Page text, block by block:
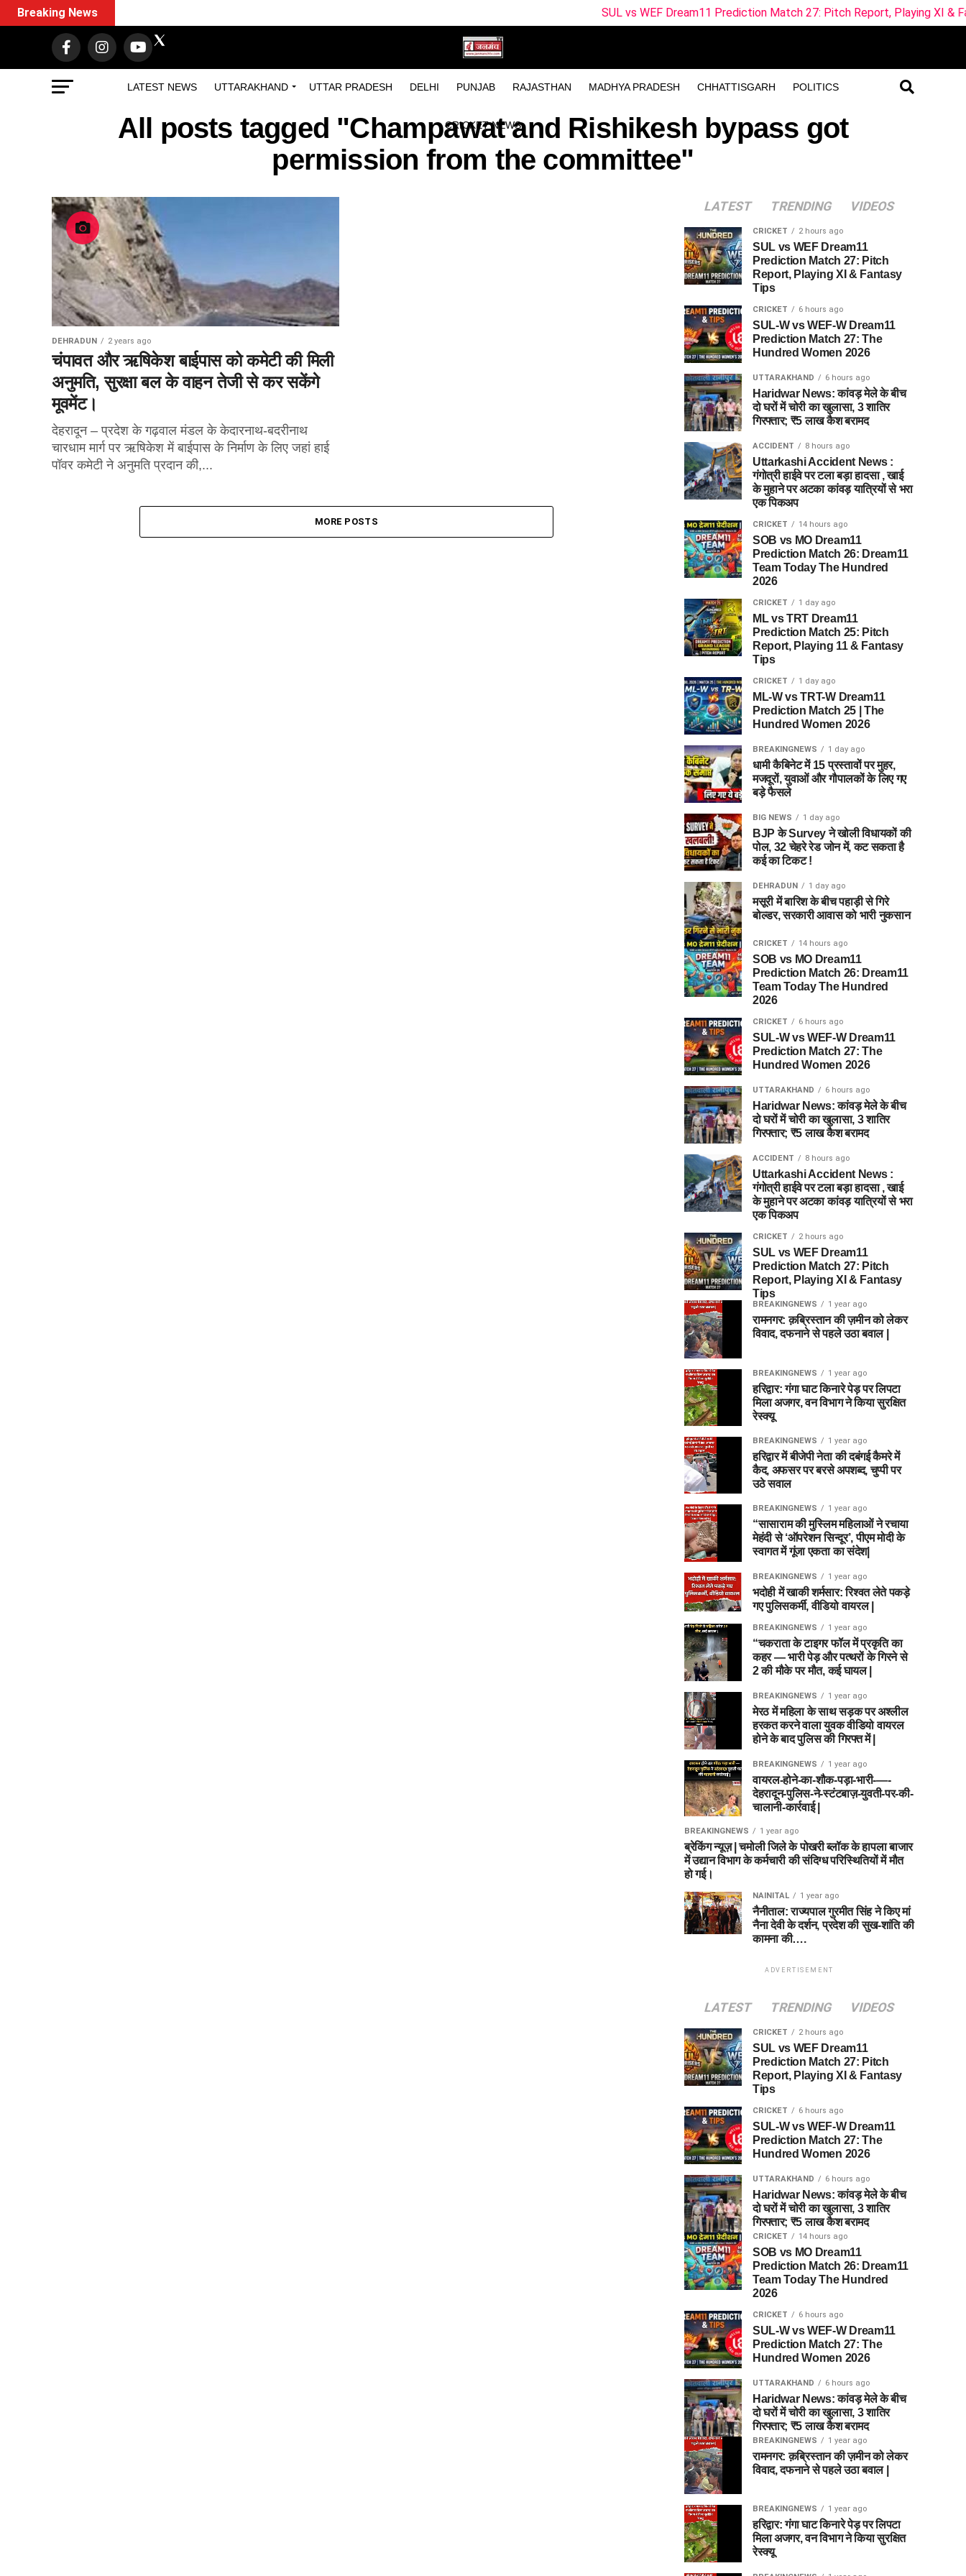
LATEST NEWS UTTARAKHAND UTTAR PRADESH DELHI PUNJAB RAJASTHAN MADHYA PRADESH CHHATTISGARH POLITICS
CRICKET NEWS
Breaking News SUL vs WEF Dream11 Prediction Match 27: Pitch Report, Playing XI & Fantasy Tips
All posts tagged "Champawat and Rishikesh bypass got
permission from the committee"
DEHRADUN 2 years ago
चंपावत और ऋषिकेश बाईपास को कमेटी की मिली
अनुमति, सुरक्षा बल के वाहन तेजी से कर सकेंगे
मूवमेंट।
देहरादून – प्रदेश के गढ़वाल मंडल के केदारनाथ-बदरीनाथ
चारधाम मार्ग पर ऋषिकेश में बाईपास के निर्माण के लिए जहां हाई
पॉवर कमेटी ने अनुमति प्रदान की,...
MORE POSTS
LATEST TRENDING VIDEOS
CRICKET 2 hours ago
SUL vs WEF Dream11
Prediction Match 27: Pitch
Report, Playing XI & Fantasy
Tips
CRICKET 6 hours ago
SUL-W vs WEF-W Dream11
Prediction Match 27: The
Hundred Women 2026
UTTARAKHAND 6 hours ago
Haridwar News: कांवड़ मेले के बीच
दो घरों में चोरी का खुलासा, 3 शातिर
गिरफ्तार; ₹5 लाख कैश बरामद
ACCIDENT 8 hours ago
Uttarkashi Accident News :
गंगोत्री हाईवे पर टला बड़ा हादसा , खाई
के मुहाने पर अटका कांवड़ यात्रियों से भरा
एक पिकअप
CRICKET 14 hours ago
SOB vs MO Dream11
Prediction Match 26: Dream11
Team Today The Hundred
2026
CRICKET 1 day ago
ML vs TRT Dream11
Prediction Match 25: Pitch
Report, Playing 11 & Fantasy
Tips
CRICKET 1 day ago
ML-W vs TRT-W Dream11
Prediction Match 25 | The
Hundred Women 2026
BREAKINGNEWS 1 day ago
धामी कैबिनेट में 15 प्रस्तावों पर मुहर,
मजदूरों, युवाओं और गौपालकों के लिए गए
बड़े फैसले
BIG NEWS 1 day ago
BJP के Survey ने खोली विधायकों की
पोल, 32 चेहरे रेड जोन में, कट सकता है
कई का टिकट !
DEHRADUN 1 day ago
मसूरी में बारिश के बीच पहाड़ी से गिरे
बोल्डर, सरकारी आवास को भारी नुकसान
CRICKET 14 hours ago
SOB vs MO Dream11
Prediction Match 26: Dream11
Team Today The Hundred
2026
CRICKET 6 hours ago
SUL-W vs WEF-W Dream11
Prediction Match 27: The
Hundred Women 2026
UTTARAKHAND 6 hours ago
Haridwar News: कांवड़ मेले के बीच
दो घरों में चोरी का खुलासा, 3 शातिर
गिरफ्तार; ₹5 लाख कैश बरामद
ACCIDENT 8 hours ago
Uttarkashi Accident News :
गंगोत्री हाईवे पर टला बड़ा हादसा , खाई
के मुहाने पर अटका कांवड़ यात्रियों से भरा
एक पिकअप
CRICKET 2 hours ago
SUL vs WEF Dream11
Prediction Match 27: Pitch
Report, Playing XI & Fantasy
Tips
BREAKINGNEWS 1 year ago
रामनगर: क़ब्रिस्तान की ज़मीन को लेकर
विवाद, दफनाने से पहले उठा बवाल |
BREAKINGNEWS 1 year ago
हरिद्वार: गंगा घाट किनारे पेड़ पर लिपटा
मिला अजगर, वन विभाग ने किया सुरक्षित
रेस्क्यू
BREAKINGNEWS 1 year ago
हरिद्वार में बीजेपी नेता की दबंगई कैमरे में
कैद, अफसर पर बरसे अपशब्द, चुप्पी पर
उठे सवाल
BREAKINGNEWS 1 year ago
“सासाराम की मुस्लिम महिलाओं ने रचाया
मेहंदी से ‘ऑपरेशन सिन्दूर’, पीएम मोदी के
स्वागत में गूंजा एकता का संदेश|
BREAKINGNEWS 1 year ago
भदोही में खाकी शर्मसार: रिश्वत लेते पकड़े
गए पुलिसकर्मी, वीडियो वायरल |
BREAKINGNEWS 1 year ago
“चकराता के टाइगर फॉल में प्रकृति का
कहर — भारी पेड़ और पत्थरों के गिरने से
2 की मौके पर मौत, कई घायल |
BREAKINGNEWS 1 year ago
मेरठ में महिला के साथ सड़क पर अश्लील
हरकत करने वाला युवक वीडियो वायरल
होने के बाद पुलिस की गिरफ्त में |
BREAKINGNEWS 1 year ago
वायरल-होने-का-शौक-पड़ा-भारी-—-
देहरादून-पुलिस-ने-स्टंटबाज़-युवती-पर-की-
चालानी-कार्रवाई |
BREAKINGNEWS 1 year ago
ब्रेकिंग न्यूज़ | चमोली जिले के पोखरी ब्लॉक के हापला बाजार
में उद्यान विभाग के कर्मचारी की संदिग्ध परिस्थितियों में मौत
हो गई।
NAINITAL 1 year ago
नैनीताल: राज्यपाल गुरमीत सिंह ने किए मां
नैना देवी के दर्शन, प्रदेश की सुख-शांति की
कामना की….
ADVERTISEMENT
LATEST TRENDING VIDEOS
CRICKET 2 hours ago
SUL vs WEF Dream11
Prediction Match 27: Pitch
Report, Playing XI & Fantasy
Tips
CRICKET 6 hours ago
SUL-W vs WEF-W Dream11
Prediction Match 27: The
Hundred Women 2026
UTTARAKHAND 6 hours ago
Haridwar News: कांवड़ मेले के बीच
दो घरों में चोरी का खुलासा, 3 शातिर
गिरफ्तार; ₹5 लाख कैश बरामद
CRICKET 14 hours ago
SOB vs MO Dream11
Prediction Match 26: Dream11
Team Today The Hundred
2026
CRICKET 6 hours ago
SUL-W vs WEF-W Dream11
Prediction Match 27: The
Hundred Women 2026
UTTARAKHAND 6 hours ago
Haridwar News: कांवड़ मेले के बीच
दो घरों में चोरी का खुलासा, 3 शातिर
गिरफ्तार; ₹5 लाख कैश बरामद
BREAKINGNEWS 1 year ago
रामनगर: क़ब्रिस्तान की ज़मीन को लेकर
विवाद, दफनाने से पहले उठा बवाल |
BREAKINGNEWS 1 year ago
हरिद्वार: गंगा घाट किनारे पेड़ पर लिपटा
मिला अजगर, वन विभाग ने किया सुरक्षित
रेस्क्यू